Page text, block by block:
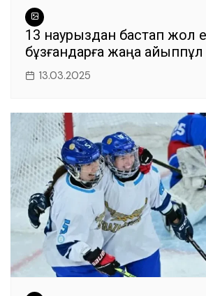
13 наурыздан бастап жол
бұзғандарға жаңа
13.03.2025